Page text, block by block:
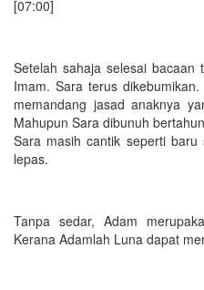
[07:00]
Setelah sahaja selesai bacaan
Imam. Sara terus
memandang jasad anaknya
Mahupun Sara dibunuh
Sara masih cantik seperti
lepas.
Tanpa sedar, Adam
Kerana Adamlah Luna dapat